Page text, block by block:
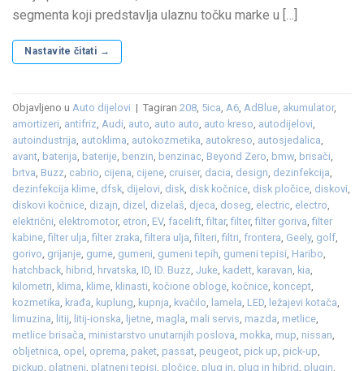
segmenta koji predstavlja ulaznu točku marke u […]
Nastavite čitati →
Objavljeno u Auto dijelovi | Tagiran 208 5ica A6 AdBlue akumulator,
amortizeri antifriz Audi auto auto auto auto kreso autodijelovi
autoindustrija autoklima autokozmetika autokreso autosjedalica
avant baterija baterije benzin benzinac Beyond Zero bmw brisači
brtva Buzz cabrio cijena cijene cruiser, dacia design dezinfekcija
dezinfekcija klime dfsk dijelovi disk disk kočnice disk pločice diskovi
diskovi kočnice dizajn dizel dizelaš djeca doseg electric electro
električni elektromotor, etron EV, facelift ,filtar,filter,filter goriva ,filter
kabine ,filter ulja ,filter zraka ,filtera ulja ,filteri ,filtri frontera Geely, golf
gorivo grijanje gume gumeni gumeni tepih gumeni tepisi Haribo
hatchback hibrid hrvatska ID ID. Buzz Juke kadett karavan kia
kilometri klima klime klinasti kočione obloge kočnice koncept
kozmetika krađa kuplung kupnja kvačilo lamela LED ležajevi kotača
limuzina
litij litij-ionska ljetne magla mali servis mazda metlice
metlice brisača ministarstvo unutarnjih poslova mokka mup nissan
obljetnica opel oprema paket passat peugeot pick up pick-up
pickup platneni platneni tepisi pločice plug in plug in hibrid plugin